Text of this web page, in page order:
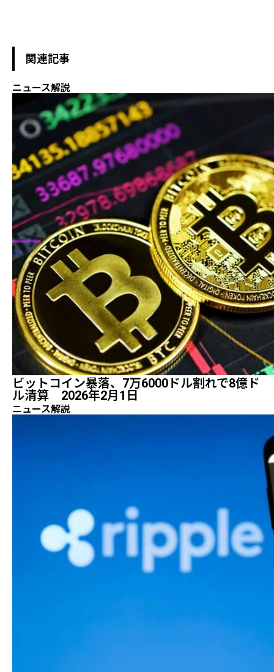
関連記事
ニュース解説
ビットコイン暴落、7万6000ドル割れで8億ド
ル清算 2026年2月1日
ニュース解説